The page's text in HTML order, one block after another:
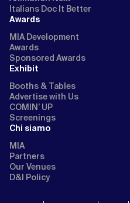
Italians Doc It Better
Awards
MIA Development
Awards
Sponsored Awards
Exhibit
Booths & Tables
Advertise with Us
COMIN’ UP
Screenings
Chi siamo
MIA
Partners
Our Venues
D&I Policy